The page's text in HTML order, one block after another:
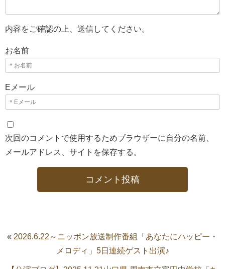
内容をご確認の上、送信してください。
お名前
Eメール
次回のコメントで使用するためブラウザーに自分の名前、
メールアドレス、サイトを保存する。
« 2026.6.22～ニッポン放送制作番組「あなたにハッピー・
メロディ」5日連続ゲスト出演♪